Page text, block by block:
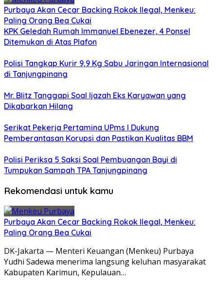
Purbaya Akan Cecar Backing Rokok Ilegal, Menkeu:
Paling Orang Bea Cukai
KPK Geledah Rumah Immanuel Ebenezer, 4 Ponsel
Ditemukan di Atas Plafon
Polisi Tangkap Kurir 9,9 Kg Sabu Jaringan Internasional
di Tanjungpinang
Mr. Blitz Tanggapi Soal Ijazah Eks Karyawan yang
Dikabarkan Hilang
Serikat Pekerja Pertamina UPms I Dukung
Pemberantasan Korupsi dan Pastikan Kualitas BBM
Polisi Periksa 5 Saksi Soal Pembuangan Bayi di
Tumpukan Sampah TPA Tanjungpinang
Rekomendasi untuk kamu
Purbaya Akan Cecar Backing Rokok Ilegal, Menkeu:
Paling Orang Bea Cukai
DK-Jakarta — Menteri Keuangan (Menkeu) Purbaya
Yudhi Sadewa menerima langsung keluhan masyarakat
Kabupaten Karimun, Kepulauan…